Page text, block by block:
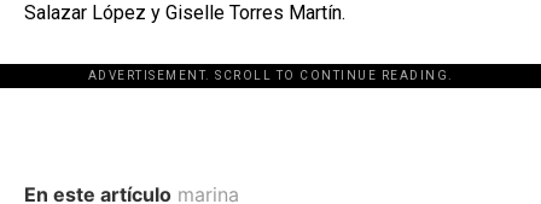
Salazar López y Giselle Torres Martín.
ADVERTISEMENT. SCROLL TO CONTINUE READING.
En este artículo marina